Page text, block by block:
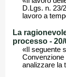
D.Lgs. n. 23/
lavoro a
La
processo - 20/
«Il seguente
Convenzione
analizzare la